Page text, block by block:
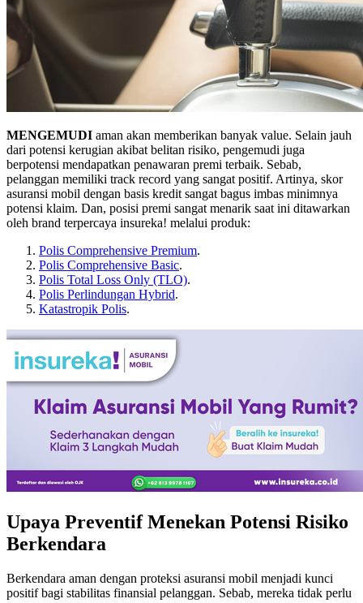
MENGEMUDI aman akan memberikan banyak value. Selain jauh
dari potensi kerugian akibat belitan risiko, pengemudi juga
berpotensi mendapatkan penawaran premi terbaik. Sebab,
pelanggan memiliki track record yang sangat positif. Artinya, skor
asuransi mobil dengan basis kredit sangat bagus imbas minimnya
potensi klaim. Dan, posisi premi sangat menarik saat ini ditawarkan
oleh brand terpercaya insureka! melalui produk:
Polis Comprehensive Premium.
Polis Comprehensive Basic.
Polis Total Loss Only (TLO).
Polis Perlindungan Hybrid.
Katastropik Polis.
Upaya Preventif Menekan Potensi Risiko
Berkendara
Berkendara aman dengan proteksi asuransi mobil menjadi kunci
positif bagi stabilitas finansial pelanggan. Sebab, mereka tidak perlu